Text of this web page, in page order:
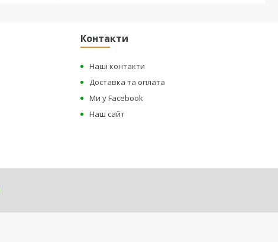
Контакти
Наші контакти
Доставка та оплата
Ми у Facebook
Наш сайт